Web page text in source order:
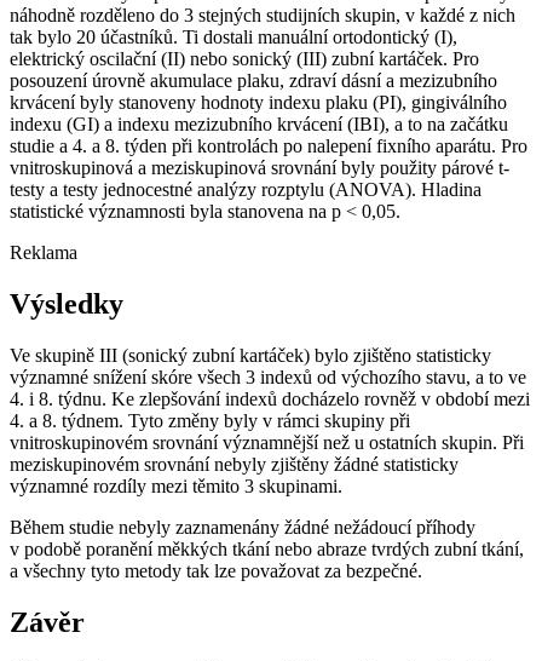
náhodně rozděleno do 3 stejných studijních skupin, v každé z nich
tak bylo 20 účastníků. Ti dostali manuální ortodontický (I),
elektrický oscilační (II) nebo sonický (III) zubní kartáček. Pro
posouzení úrovně akumulace plaku, zdraví dásní a mezizubního
krvácení byly stanoveny hodnoty indexu plaku (PI), gingiválního
indexu (GI) a indexu mezizubního krvácení (IBI), a to na začátku
studie a 4. a 8. týden při kontrolách po nalepení fixního aparátu. Pro
vnitroskupinová a meziskupinová srovnání byly použity párové t-
testy a testy jednocestné analýzy rozptylu (ANOVA). Hladina
statistické významnosti byla stanovena na p < 0,05.
Reklama
Výsledky
Ve skupině III (sonický zubní kartáček) bylo zjištěno statisticky
významné snížení skóre všech 3 indexů od výchozího stavu, a to ve
4. i 8. týdnu. Ke zlepšování indexů docházelo rovněž v období mezi
4. a 8. týdnem. Tyto změny byly v rámci skupiny při
vnitroskupinovém srovnání významnější než u ostatních skupin. Při
meziskupinovém srovnání nebyly zjištěny žádné statisticky
významné rozdíly mezi těmito 3 skupinami.
Během studie nebyly zaznamenány žádné nežádoucí příhody
v podobě poranění měkkých tkání nebo abraze tvrdých zubní tkání,
a všechny tyto metody tak lze považovat za bezpečné.
Závěr